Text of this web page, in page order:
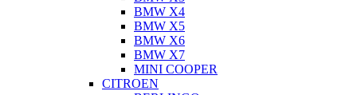
BMW X4
BMW X5
BMW X6
BMW X7
MINI COOPER
CITROEN